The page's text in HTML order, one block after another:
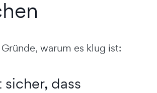
warum es klug ist:
sicher, dass